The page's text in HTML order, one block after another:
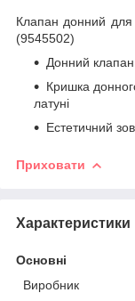
Клапан донний
(9545502)
Донний
Кришка
латуні
Естетичний
Приховати
Характеристики
Основні
Виробник